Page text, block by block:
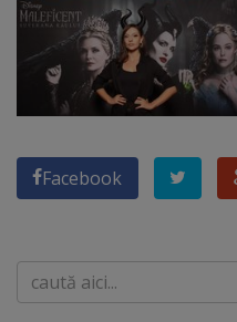
Facebook
Caută